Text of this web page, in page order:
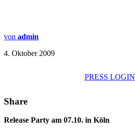
von admin
4. Oktober 2009
PRESS LOGIN
Share
Release Party am 07.10. in Köln